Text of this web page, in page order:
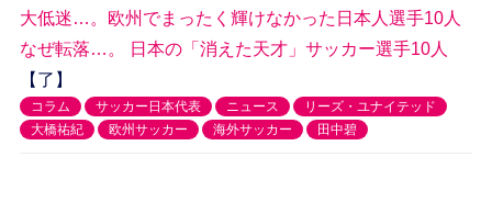
大低迷…。欧州でまったく輝けなかった日本人選手10人
なぜ転落…。 日本の「消えた天才」サッカー選手10人
【了】
コラム サッカー日本代表 ニュース
リーズ・ユナイテッド
大橋祐紀
欧州サッカー 海外サッカー 田中碧